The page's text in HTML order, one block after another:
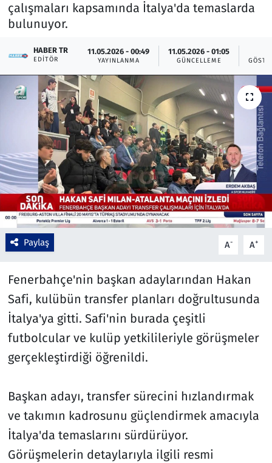
çalışmaları kapsamında İtalya'da temaslarda
bulunuyor.
HABER TR
EDITÖR
11.05.2026 - 00:49
YAYINLANMA
11.05.2026 - 01:05
GÜNCELLEME
Paylaş A- A+
Fenerbahçe'nin başkan adaylarından Hakan
Safi, kulübün transfer planları doğrultusunda
İtalya'ya gitti. Safi'nin burada çeşitli
futbolcular ve kulüp yetkilileriyle görüşmeler
gerçekleştirdiği öğrenildi.
Başkan adayı, transfer sürecini hızlandırmak
ve takımın kadrosunu güçlendirmek amacıyla
İtalya'da temaslarını sürdürüyor.
Görüşmelerin detaylarıyla ilgili resmi
Hava Durumu
Bilim ve Teknoloji
Çevre & Doğa
Eğitim
Turizm
Yerel